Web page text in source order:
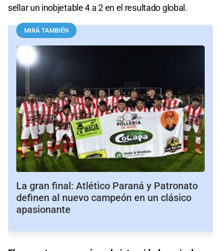
sellar un inobjetable 4 a 2 en el resultado global.
MIRÁ TAMBIÉN
La gran final: Atlético Paraná y Patronato
definen al nuevo campeón en un clásico
apasionante